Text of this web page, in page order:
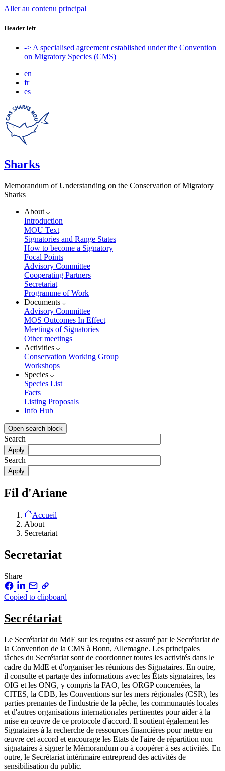
Aller au contenu principal
Header left
-> A specialised agreement established under the Convention
on Migratory Species (CMS)
en
fr
es
Sharks
Memorandum of Understanding on the Conservation of Migratory
Sharks
About
Introduction
MOU Text
Signatories and Range States
How to become a Signatory
Focal Points
Advisory Committee
Cooperating Partners
Secretariat
Programme of Work
Documents
Advisory Committee
MOS Outcomes In Effect
Meetings of Signatories
Other meetings
Activities
Conservation Working Group
Workshops
Species
Species List
Facts
Listing Proposals
Info Hub
Open search block
Search
Search
Fil d'Ariane
Accueil
About
Secretariat
Secretariat
Share
Copied to clipboard
Secrétariat
Le Secrétariat du MdE sur les requins est assuré par le Secrétariat de
la Convention de la CMS à Bonn, Allemagne. Les principales
tâches du Secrétariat sont de coordonner toutes les activités dans le
cadre du MdE et d'organiser les réunions des Signataires. En outre,
il consulte et partage des informations avec les États signataires, les
OIG et les ONG, y compris la FAO, les ORGP concernées, la
CITES, la CDB, les Conventions sur les mers régionales (CSR), les
parties prenantes de l'industrie de la pêche, les communautés locales
et d'autres organisations internationales pertinentes pour aider à la
mise en œuvre de ce protocole d'accord. Il soutient également les
Signataires à la recherche de ressources financières pour mettre en
œuvre cet accord et encourage les Etats de l'aire de répartition non
signataires à signer le Mémorandum ou à coopérer à ses activités. En
outre, le Secrétariat intérimaire entreprend des activités de
sensibilisation du public.